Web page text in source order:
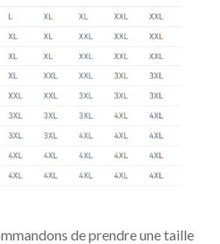
de prendre une taille